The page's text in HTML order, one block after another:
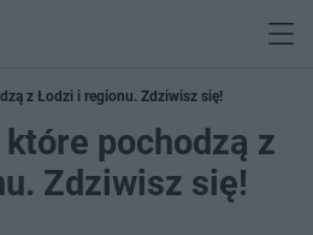
z Łodzi i regionu. Zdziwisz się!
pochodzą z
Zdziwisz się!